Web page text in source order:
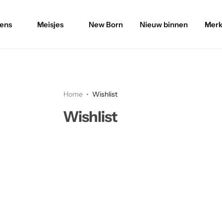
Meisjes New Born Nieuw binnen
Home Wishlist
Wishlist